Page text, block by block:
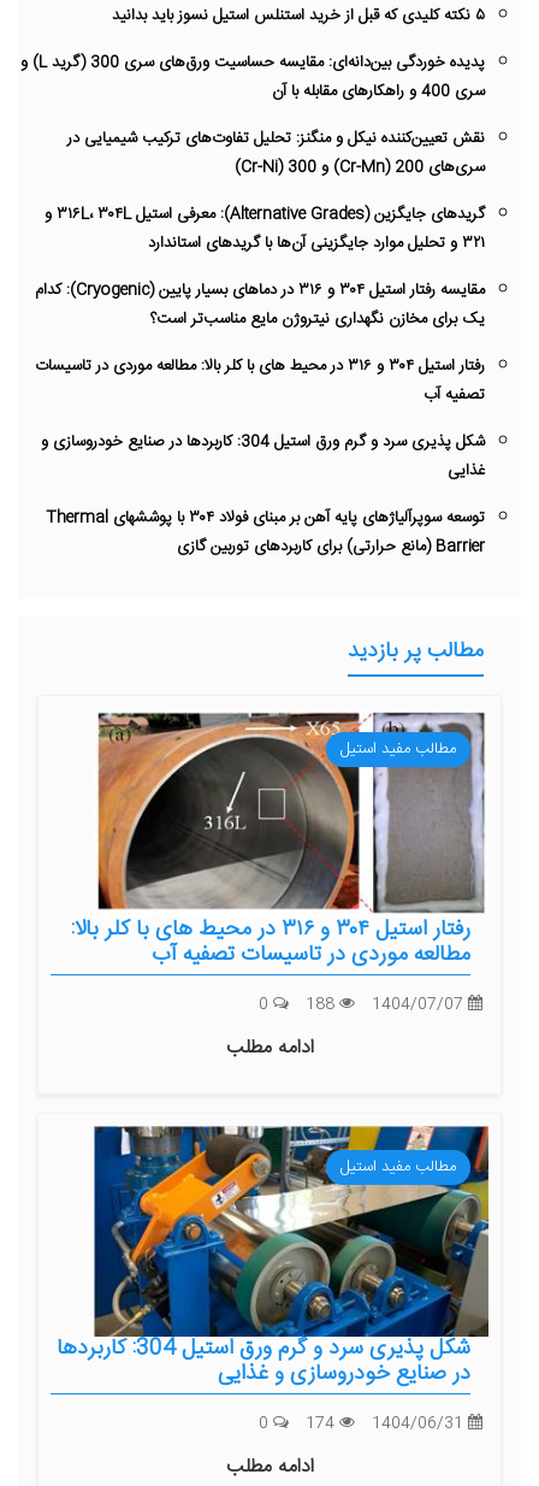
۵ نکته کلیدی که قبل از خرید استنلس استیل نسوز باید بدانید
پدیده خوردگی بین‌دانه‌ای: مقایسه حساسیت ورق‌های سری 300 (گرید L) و
سری 400 و راهکارهای مقابله با آن
نقش تعیین‌کننده نیکل و منگنز: تحلیل تفاوت‌های ترکیب شیمیایی در
سری‌های 200 (Cr-Mn) و 300 (Cr-Ni)
گریدهای جایگزین (Alternative Grades): معرفی استیل ۳۱۶L، ۳۰۴L و
۳۲۱ و تحلیل موارد جایگزینی آن‌ها با گریدهای استاندارد
مقایسه رفتار استیل ۳۰۴ و ۳۱۶ در دماهای بسیار پایین (Cryogenic): کدام
یک برای مخازن نگهداری نیتروژن مایع مناسب‌تر است؟
رفتار استیل ۳۰۴ و ۳۱۶ در محیط های با کلر بالا: مطالعه موردی در تاسیسات
تصفیه آب
شکل‌ پذیری سرد و گرم ورق استیل 304: کاربردها در صنایع خودروسازی و
غذایی
توسعه سوپرآلیاژهای پایه آهن بر مبنای فولاد ۳۰۴ با پوششهای Thermal
Barrier (مانع حرارتی) برای کاربردهای توربین گازی
مطالب پر بازدید
مطالب مفید استیل
رفتار استیل ۳۰۴ و ۳۱۶ در محیط های با کلر بالا:
مطالعه موردی در تاسیسات تصفیه آب
ادامه مطلب
مطالب مفید استیل
شکل‌ پذیری سرد و گرم ورق استیل 304: کاربردها
در صنایع خودروسازی و غذایی
ادامه مطلب